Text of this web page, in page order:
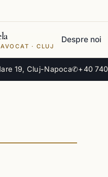
19, Cluj-Napoca✆+40
· CLUJ
Despre noi